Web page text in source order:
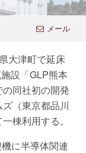
メール
大津町で延床
設「GLP熊本
同社初の開発
（東京都品川
棟利用する。
に半導体関連